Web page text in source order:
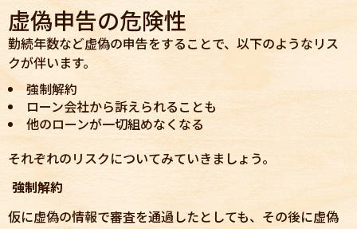
虚偽申告の危険性
勤続年数など虚偽の申告をすることで、以下のようなリス
クが伴います。
強制解約
ローン会社から訴えられることも
他のローンが一切組めなくなる
それぞれのリスクについてみていきましょう。
強制解約
仮に虚偽の情報で審査を通過したとしても、その後に虚偽